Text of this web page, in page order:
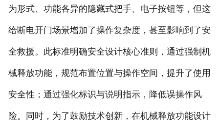
为形式、功能各异的隐藏式把手、电子按钮等，但这
给断电开门场景增加了操作复杂度，甚至影响到了安
全救援。此标准明确安全设计核心准则，通过强制机
械释放功能，规范布置位置与操作空间，提升了使用
安全性；通过强化标识与说明指示，降低误操作风
险。同时，为了鼓励技术创新，在机械释放功能设计